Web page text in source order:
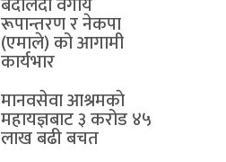
रूपान्तरण र नेकपा
(एमाले) को आगामी
कार्यभार
मानवसेवा आश्रमकाे‌
महायज्ञबाट ३ करोड ४५
लाख बढी बचत